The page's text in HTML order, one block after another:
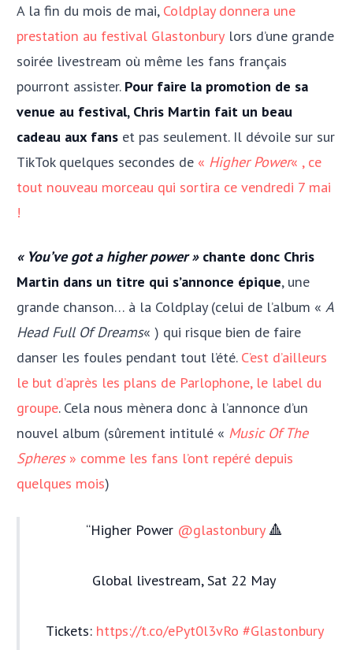
A la fin du mois de mai, Coldplay donnera une
prestation au festival Glastonburylors d’une grande
soirée livestream où même les fans français
pourront assister. Pour faire la promotion de sa
venue au festival, Chris Martin fait un beau
cadeau aux fans et pas seulement. Il dévoile sur sur
TikTok quelques secondes de « Higher Power« , ce
tout nouveau morceau qui sortira ce vendredi 7 mai
!
« You’ve got a higher power »chante donc Chris
Martin dans un titre qui s’annonce épique, une
grande chanson… à la Coldplay (celui de l’album « A
Head Full Of Dreams« ) qui risque bien de faire
danser les foules pendant tout l’été. C’est d’ailleurs
le but d’après les plans de Parlophone, le label du
groupe. Cela nous mènera donc à l’annonce d’un
nouvel album (sûrement intitulé « Music Of The
Spheres» comme les fans l’ont repéré depuis
quelques mois)
Higher Power @glastonbury🔺
Global livestream, Sat 22 May
Tickets: https://t.co/ePyt0l3vRo #Glastonbury